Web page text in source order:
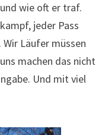
wie oft er traf.
jeder Pass
Läufer müssen
machen das nicht
Und mit viel